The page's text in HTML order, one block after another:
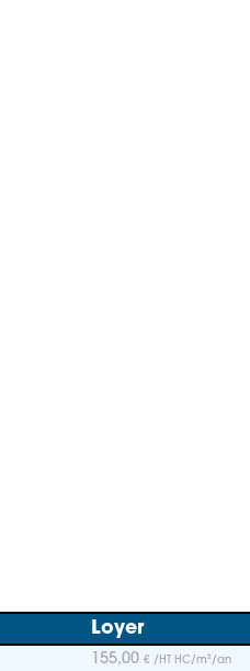
Loyer
155,00 € /HT HC/m²/an